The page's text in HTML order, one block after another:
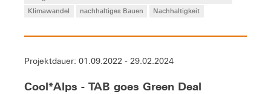
Klimawandel
nachhaltiges Bauen Nachhaltigkeit
Projektdauer: 01.09.2022 - 29.02.2024
Cool*Alps - TAB goes Green Deal